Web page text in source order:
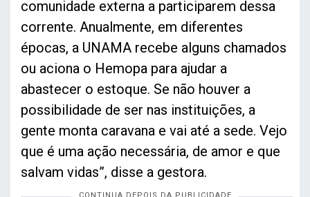
comunidade externa a participarem dessa
corrente. Anualmente, em diferentes
épocas, a UNAMA recebe alguns chamados
ou aciona o Hemopa para ajudar a
abastecer o estoque. Se não houver a
possibilidade de ser nas instituições, a
gente monta caravana e vai até a sede. Vejo
que é uma ação necessária, de amor e que
salvam vidas”, disse a gestora.